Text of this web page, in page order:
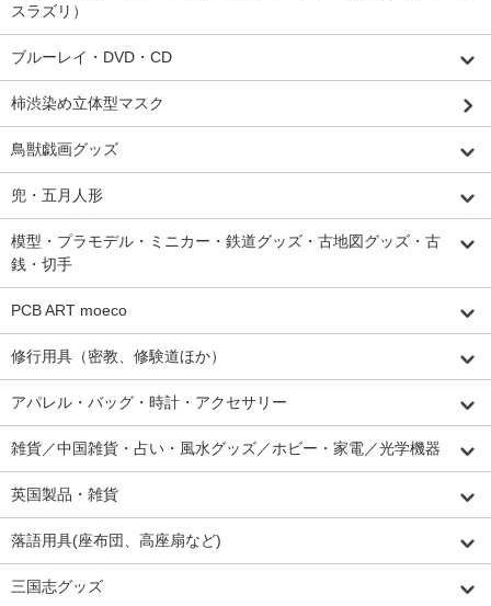
スラズリ）
ブルーレイ・DVD・CD
柿渋染め立体型マスク
鳥獣戯画グッズ
兜・五月人形
模型・プラモデル・ミニカー・鉄道グッズ・古地図グッズ・古
銭・切手
PCB ART moeco
修行用具（密教、修験道ほか）
アパレル・バッグ・時計・アクセサリー
雑貨／中国雑貨・占い・風水グッズ／ホビー・家電／光学機器
英国製品・雑貨
落語用具(座布団、高座扇など)
三国志グッズ